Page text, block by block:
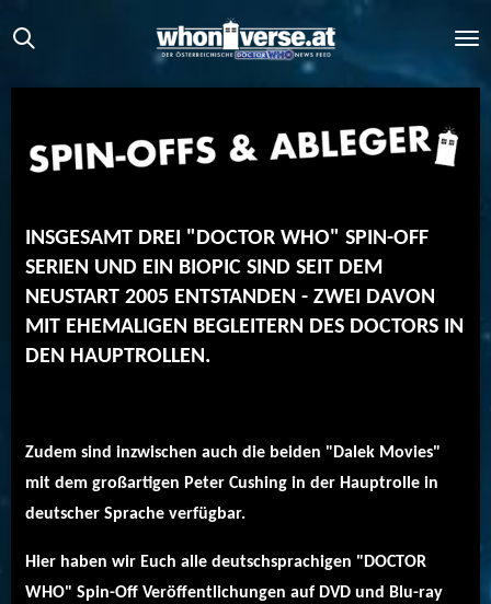
Zum
Hauptinhalt
springen
INSGESAMT DREI "DOCTOR WHO" SPIN-OFF
SERIEN UND EIN BIOPIC SIND SEIT DEM
NEUSTART 2005 ENTSTANDEN - ZWEI DAVON
MIT EHEMALIGEN BEGLEITERN DES DOCTORS IN
DEN HAUPTROLLEN.
Zudem sind inzwischen auch die beiden "Dalek Movies"
mit dem großartigen Peter Cushing in der Hauptrolle in
deutscher Sprache verfügbar.
Hier haben wir Euch alle deutschsprachigen "DOCTOR
WHO" Spin-Off Veröffentlichungen auf DVD und Blu-ray